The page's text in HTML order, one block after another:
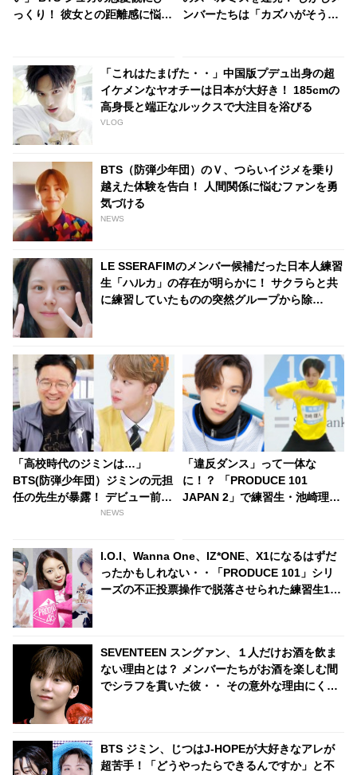
っくり！ 彼女との距離感に悩む
ガはかわいい恋人になるね」
ンバーたちは「カズハがそうと
それを支えるメンバーたちの絆
にほっこり
「これはたまげた・・」中国版プデュ出身の超
イケメンなヤオチーは日本が大好き！ 185cmの
高身長と端正なルックスで大注目を浴びる
VLOG
BTS（防弾少年団）のＶ、つらいイジメを乗り
越えた体験を告白！ 人間関係に悩むファンを勇
気づける
NEWS
LE SSERAFIMのメンバー候補だった日本人練習
生「ハルカ」の存在が明らかに！ サクラらと共
に練習していたものの突然グループから除
「高校時代のジミンは…」
BTS(防弾少年団）ジミンの元担
任の先生が暴露！ デビュー前は
どんな少年だった…？
NEWS
「違反ダンス」って一体な
に！？ 「PRODUCE 101
JAPAN 2」で練習生・池崎理人
た池崎のインパクト満載な魅力
に虜になること間違いナシ
I.O.I、Wanna One、IZ*ONE、X1になるはずだ
ったかもしれない・・「PRODUCE 101」シリ
ーズの不正投票操作で脱落させられた練習生12
SEVENTEEN スングァン、１人だけお酒を飲ま
ない理由とは？ メンバーたちがお酒を楽しむ間
でシラフを貫いた彼・・ その意外な理由にくぎ
BTS ジミン、じつはJ-HOPEが大好きなアレが
超苦手！「どうやったらできるんですか」と不